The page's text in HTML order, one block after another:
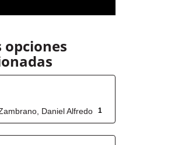
opciones
1
Daniel Alfredo